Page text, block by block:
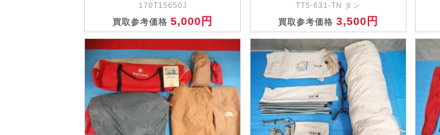
170T15650J
買取参考価格5,000円
TT5-631-TN タン
買取参考価格 3,500円